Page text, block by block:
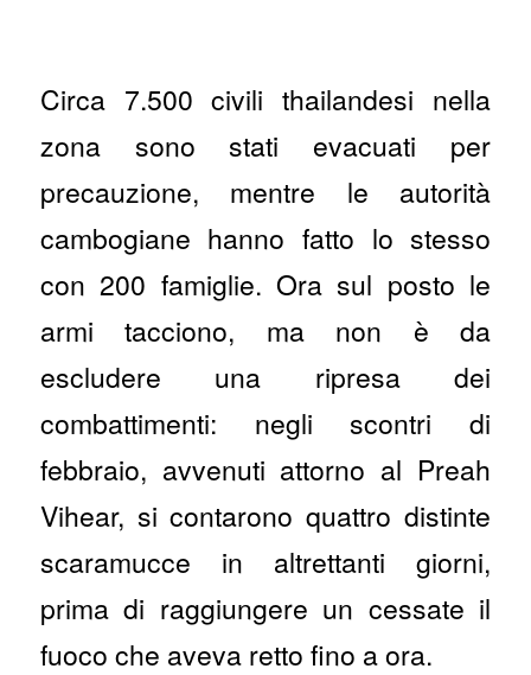
Circa 7.500 civili thailandesi nella
zona sono stati evacuati per
precauzione, mentre le autorità
cambogiane hanno fatto lo stesso
con 200 famiglie. Ora sul posto le
armi tacciono, ma non è da
escludere una ripresa dei
combattimenti: negli scontri di
febbraio, avvenuti attorno al Preah
Vihear, si contarono quattro distinte
scaramucce in altrettanti giorni,
prima di raggiungere un cessate il
fuoco che aveva retto fino a ora.